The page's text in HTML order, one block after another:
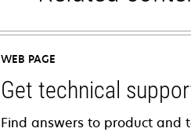
WEB PAGE
Get technical
Find answers to product and